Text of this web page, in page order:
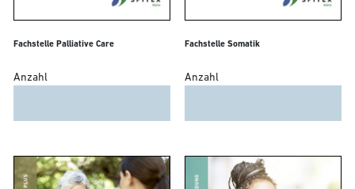
Fachstelle Palliative Care
Anzahl
Fachstelle Somatik
Anzahl